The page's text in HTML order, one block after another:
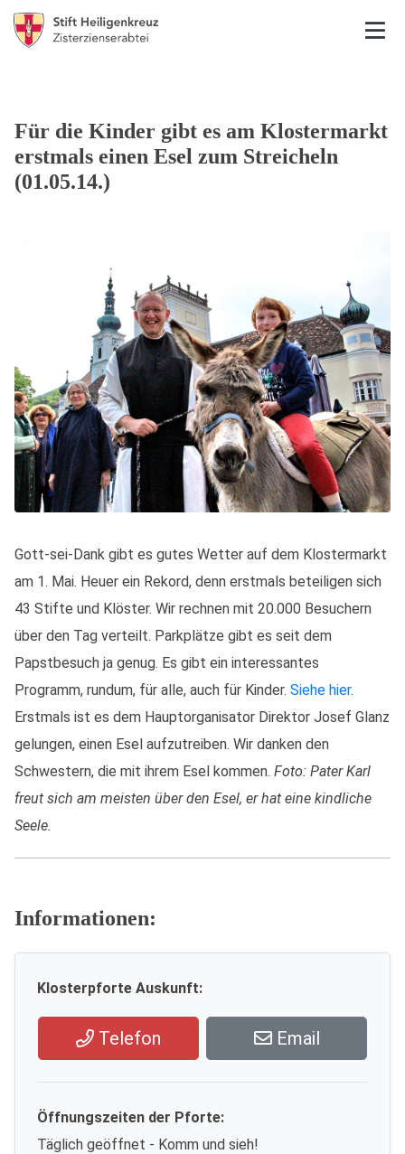
Für die Kinder gibt es am Klostermarkt
erstmals einen Esel zum Streicheln
(01.05.14.)
Gott-sei-Dank gibt es gutes Wetter auf dem Klostermarkt
am 1. Mai. Heuer ein Rekord, denn erstmals beteiligen sich
43 Stifte und Klöster. Wir rechnen mit 20.000 Besuchern
über den Tag verteilt. Parkplätze gibt es seit dem
Papstbesuch ja genug. Es gibt ein interessantes
Programm, rundum, für alle, auch für Kinder. Siehe hier.
Erstmals ist es dem Hauptorganisator Direktor Josef Glanz
gelungen, einen Esel aufzutreiben. Wir danken den
Schwestern, die mit ihrem Esel kommen. Foto: Pater Karl
freut sich am meisten über den Esel, er hat eine kindliche
Seele.
Informationen:
Klosterpforte Auskunft:
Telefon Email
Öffnungszeiten der Pforte:
Täglich geöffnet - Komm und sieh!